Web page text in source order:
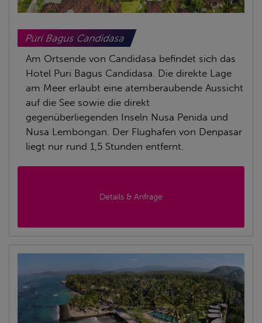
Puri Bagus Candidasa
Am Ortsende von Candidasa befindet sich das
Hotel Puri Bagus Candidasa. Die direkte Lage
am Meer erlaubt eine atemberaubende Aussicht
auf die See sowie die direkt
gegenüberliegenden Inseln Nusa Penida und
Nusa Lembongan. Der Flughafen von Denpasar
liegt nur rund 1,5 Stunden entfernt.
Details & Anfrage